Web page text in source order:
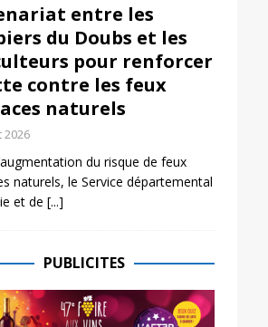
entre les
du Doubs et les
pour renforcer
contre les feux
naturels
2026
du risque de feux
naturels, le Service départemental
et de [...]
PUBLICITES